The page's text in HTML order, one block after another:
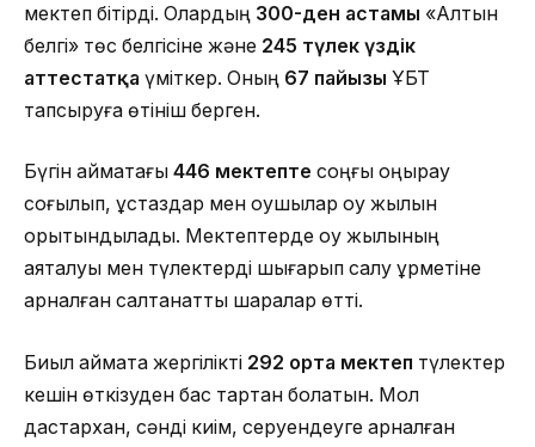
мектеп бітірді. Олардың 300-ден астамы «Алтын
белгі» төс белгісіне және 245 түлек үздік
аттестатқа үміткер. Оның 67 пайызы ҰБТ
тапсыруға өтініш берген.
Бүгін аймақтағы 446 мектепте соңғы қоңырау
соғылып, ұстаздар мен оқушылар оқу жылын
қорытындылады. Мектептерде оқу жылының
аяқталуы мен түлектерді шығарып салу құрметіне
арналған салтанатты шаралар өтті.
Биыл аймақта жергілікті 292 орта мектеп түлектер
кешін өткізуден бас тартқан болатын. Мол
дастархан, сәнді киім, серуендеуге арналған